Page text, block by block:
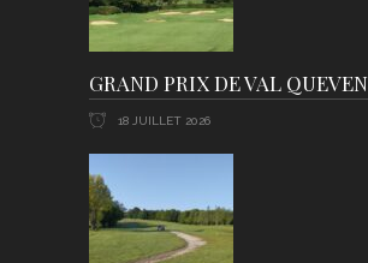
GRAND PRIX DE VAL QUEVEN
18 JUILLET 2026